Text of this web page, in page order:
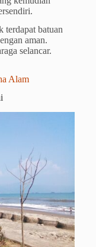
terdapat batuan
aman.
selancar.
Alam